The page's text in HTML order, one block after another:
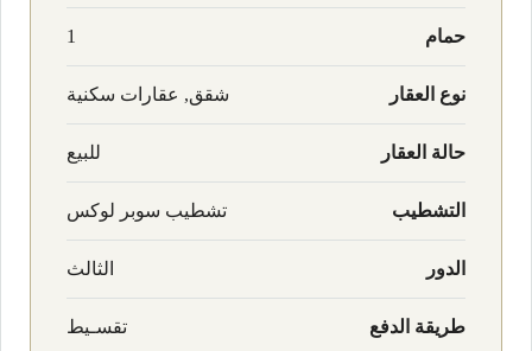
حمام 1
نوع العقار شقق, عقارات سكنية
حالة العقار للبيع
التشطيب تشطيب سوبر لوكس
الدور الثالث
طريقة الدفع تقسـيط